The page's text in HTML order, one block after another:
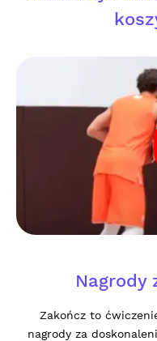
Nagrody
Zakończ to
nagrody za